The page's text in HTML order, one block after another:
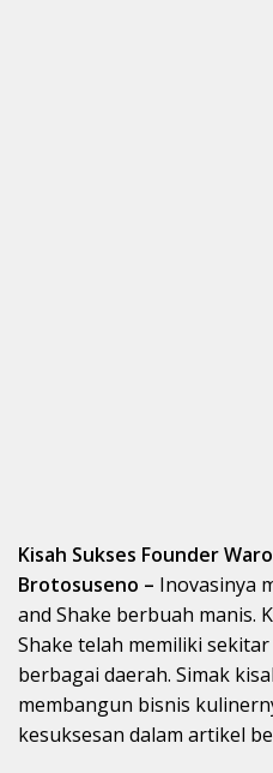
Kisah Sukses Founder
Brotosuseno – Inovasinya
and Shake berbuah manis.
Shake telah memiliki sekitar
berbagai daerah. Simak
membangun bisnis
kesuksesan dalam artikel